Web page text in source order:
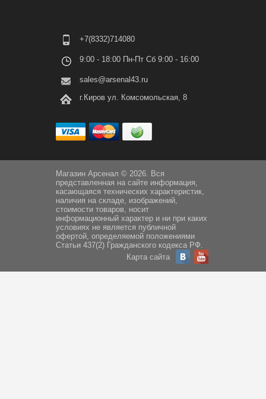
+7(8332)714080
9:00 - 18:00 Пн-Пт Сб 9:00 - 16:00
sales@arsenal43.ru
г.Киров ул. Комсомольская, 8
Магазин Арсенал © 2026. Вся
представленная на сайте информация,
касающаяся технических характеристик,
наличия на складе, изображений,
стоимости товаров, носит
информационный характер и ни при каких
условиях не является публичной
офертой, определяемой положениями
Статьи 437(2) Гражданского кодекса РФ.
Карта сайта